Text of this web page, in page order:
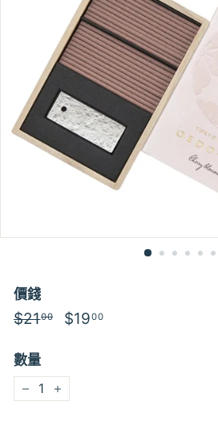
價錢
特
$2100$21.00
特
$1900$19.00
數量
− +